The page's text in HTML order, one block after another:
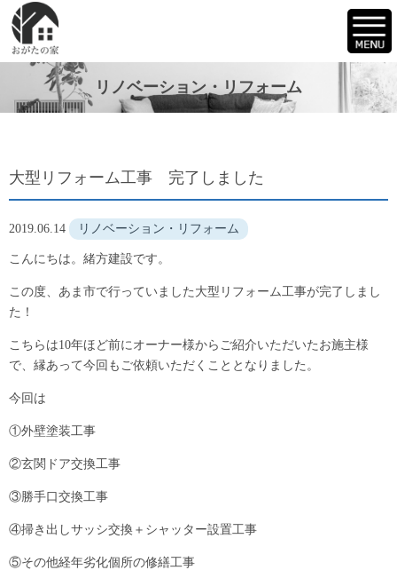
リノベーション・リフォーム
大型リフォーム工事 完了しました
2019.06.14 リノベーション・リフォーム
こんにちは。緒方建設です。
この度、あま市で行っていました大型リフォーム工事が完了しまし
た！
こちらは10年ほど前にオーナー様からご紹介いただいたお施主様
で、縁あって今回もご依頼いただくこととなりました。
今回は
①外壁塗装工事
②玄関ドア交換工事
③勝手口交換工事
④掃き出しサッシ交換＋シャッター設置工事
⑤その他経年劣化個所の修繕工事